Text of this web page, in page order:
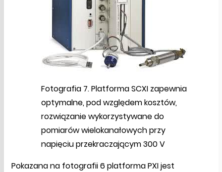
Fotografia 7. Platforma SCXI zapewnia
optymalne, pod względem kosztów,
rozwiązanie wykorzystywane do
pomiarów wielokanałowych przy
napięciu przekraczającym 300 V
Pokazana na fotografii 6 platforma PXI jest